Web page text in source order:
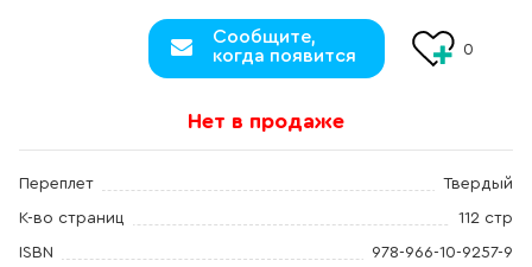
Сообщите,
когда появится
0
Нет в продаже
Переплет Твердый
К-во страниц 112 стр
ISBN 978-966-10-9257-9